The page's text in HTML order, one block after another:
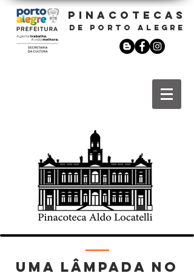
PINACOTECAS
DE PORTO ALEGRE
uma lâmpada no